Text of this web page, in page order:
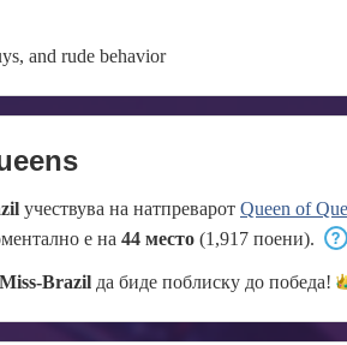
and rude behavior
учествува на натпреварот Queen of
е на 44 место (1,917 поени).
Miss-Brazil да биде поблиску до победа!